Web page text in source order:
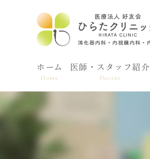
ホーム
Home
医師・スタッフ紹介
Doctor